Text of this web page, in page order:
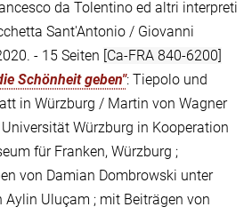
da Tolentino ed altri interpreti
Sant'Antonio / Giovanni
- 15 Seiten [Ca-FRA 840-6200]
Schönheit geben": Tiepolo und
in Würzburg / Martin von Wagner
Würzburg in Kooperation
für Franken, Würzburg ;
von Damian Dombrowski unter
Aylin Uluçam ; mit Beiträgen von